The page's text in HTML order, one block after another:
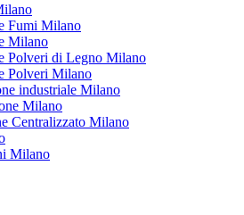
Fumi Milano
Milano
Polveri di Legno Milano
Polveri Milano
industriale Milano
Milano
Centralizzato Milano
Milano